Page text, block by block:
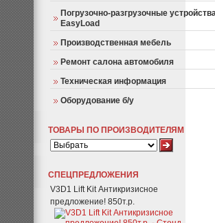
Погрузочно-разгрузочные
EasyLoad
Производственная мебель
Ремонт салона автомобиля
Техническая информация
Оборудование б/у
ТОВАРЫ ПО ПРОИЗВОДИТЕЛЯМ
СПЕЦПРЕДЛОЖЕНИЯ
V3D1 Lift Kit Антикризисное
предложение! 850т.р.